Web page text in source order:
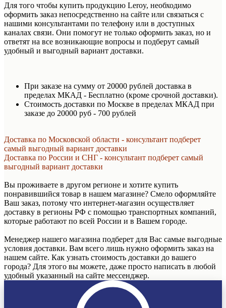
Для того чтобы купить продукцию Leroy, необходимо
оформить заказ непосредственно на сайте или связаться с
нашими консультантами по телефону или в доступных
каналах связи. Они помогут не только оформить заказ, но и
ответят на все возникающие вопросы и подберут самый
удобный и выгодный вариант доставки.
При заказе на сумму от 20000 рублей доставка в
пределах МКАД - Бесплатно (кроме срочной доставки).
Стоимость доставки по Москве в пределах МКАД при
заказе до 20000 руб - 700 рублей
Доставка по Московской области - консультант подберет
самый выгодный вариант доставки
Доставка по России и СНГ - консультант подберет самый
выгодный вариант доставки
Вы проживаете в другом регионе и хотите купить
понравившийся товар в нашем магазине? Смело оформляйте
Ваш заказ, потому что интернет-магазин осуществляет
доставку в регионы РФ с помощью транспортных компаний,
которые работают по всей России и в Вашем городе.
Менеджер нашего магазина подберет для Вас самые выгодные
условия доставки. Вам всего лишь нужно оформить заказ на
нашем сайте. Как узнать стоимость доставки до вашего
города? Для этого вы можете, даже просто написать в любой
удобный указанный на сайте мессенджер.